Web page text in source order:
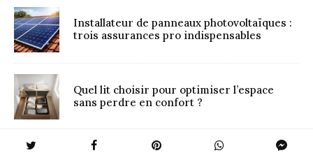
Installateur de panneaux photovoltaïques :
trois assurances pro indispensables
Quel lit choisir pour optimiser l’espace
sans perdre en confort ?